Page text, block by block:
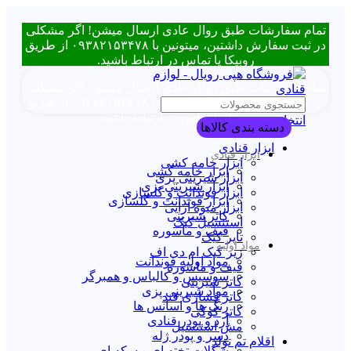
تمام سفارشات طبق روال عادی ارسال میشن! اگر مشکلی
در ثبت سفارش داشتین، میتونین با ۰۹۳۸۲۱۵۳۴۷۸ از طریق
روبیکا یا تماس در ارتباط باشید.
تمام سفارشات طبق روال عادی ارسال میشن! اگر مشکلی
روبیکا یا تماس در ارتباط باشید.انتخاب دسته بندی
ابزار قنادی
ابزار خامه کشی
ابزار شیرینی پزی
ابزار فوندانت و گلسازی
ابزار میوه آرایی
استنسیل کیک
تاپر کیک
زیر کیک ام دی اف
قیف و ماسوره
کاتر شیرینی
کاتر فشاری قند
کاتر کوکی
مش استنسیل
اقلام تم تولد
دسته بندی کالاها
ابزار قنادی
ابزار خامه کشی
ابزار شیرینی پزی
ابزار فوندانت و گلسازی
کاتر شیرینی
قیف و ماسوره
مواد اولیه
مواد اولیه فوندانت
سوسیس و کالباس و همبرگر
مواد شیرینی پزی
رنگ ها و اسانس ها
آرد و پودر قنادی
دسر و پودر ژله